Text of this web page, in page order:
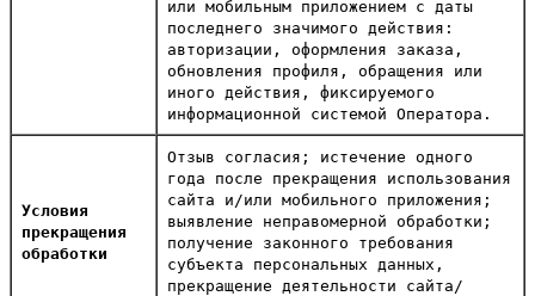
или мобильным приложением с даты
последнего значимого действия:
авторизации, оформления заказа,
обновления профиля, обращения или
иного действия, фиксируемого
информационной системой Оператора.
Условия
прекращения
обработки
Отзыв согласия; истечение одного
года после прекращения использования
сайта и/или мобильного приложения;
выявление неправомерной обработки;
получение законного требования
субъекта персональных данных,
прекращение деятельности сайта/